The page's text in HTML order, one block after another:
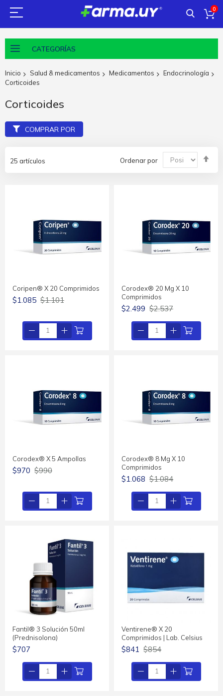
0
CATEGORÍAS
Inicio Salud & medicamentos Medicamentos
Endocrinología
Corticoides
Corticoides
25 artículos Ordenar por
Coripen® X 20 Comprimidos
$1.085 $1.101
Corodex® 20 Mg X 10
Comprimidos
$2.499 $2.537
Corodex® X 5 Ampollas
$970 $990
Corodex® 8 Mg X 10
Comprimidos
$1.068 $1.084
Fantil® 3 Solución 50ml
(Prednisolona)
$707
Ventirene® X 20
Comprimidos | Lab. Celsius
$841 $854
COMPRAR POR